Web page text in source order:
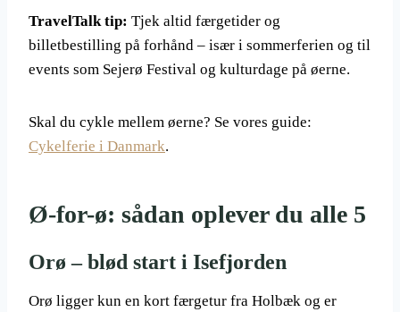
TravelTalk tip: Tjek altid færgetider og
billetbestilling på forhånd – især i sommerferien og til
events som Sejerø Festival og kulturdage på øerne.
Skal du cykle mellem øerne? Se vores guide:
Cykelferie i Danmark.
Ø-for-ø: sådan oplever du alle 5
Orø – blød start i Isefjorden
Orø ligger kun en kort færgetur fra Holbæk og er